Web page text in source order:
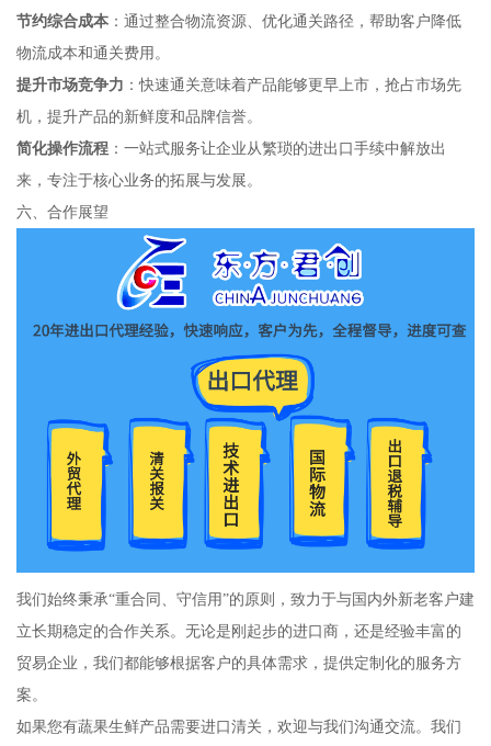
节约综合成本：通过整合物流资源、优化通关路径，帮助客户降低
物流成本和通关费用。
提升市场竞争力 ：快速通关意味着产品能够更早上市，抢占市场先
机，提升产品的新鲜度和品牌信誉。
简化操作流程：一站式服务让企业从繁琐的进出口手续中解放出
来，专注于核心业务的拓展与发展。
六、合作展望
我们始终秉承“重合同、守信用”的原则，致力于与国内外新老客户建
立长期稳定的合作关系。无论是刚起步的进口商，还是经验丰富的
贸易企业，我们都能够根据客户的具体需求，提供定制化的服务方
案。
如果您有蔬果生鲜产品需要进口清关，欢迎与我们沟通交流。我们